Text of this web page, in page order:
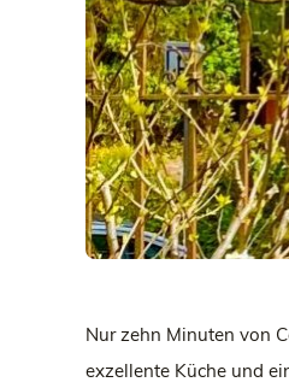
Nur zehn Minuten von
exzellente Küche und